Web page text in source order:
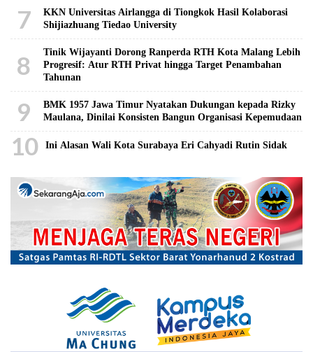
7
KKN Universitas Airlangga di Tiongkok Hasil Kolaborasi ​
Shijiazhuang Tiedao University
8
Tinik Wijayanti Dorong Ranperda RTH Kota Malang Lebih
Progresif: Atur RTH Privat hingga Target Penambahan
Tahunan
9
BMK 1957 Jawa Timur Nyatakan Dukungan kepada Rizky
Maulana, Dinilai Konsisten Bangun Organisasi Kepemudaan
10 Ini Alasan Wali Kota Surabaya Eri Cahyadi Rutin Sidak